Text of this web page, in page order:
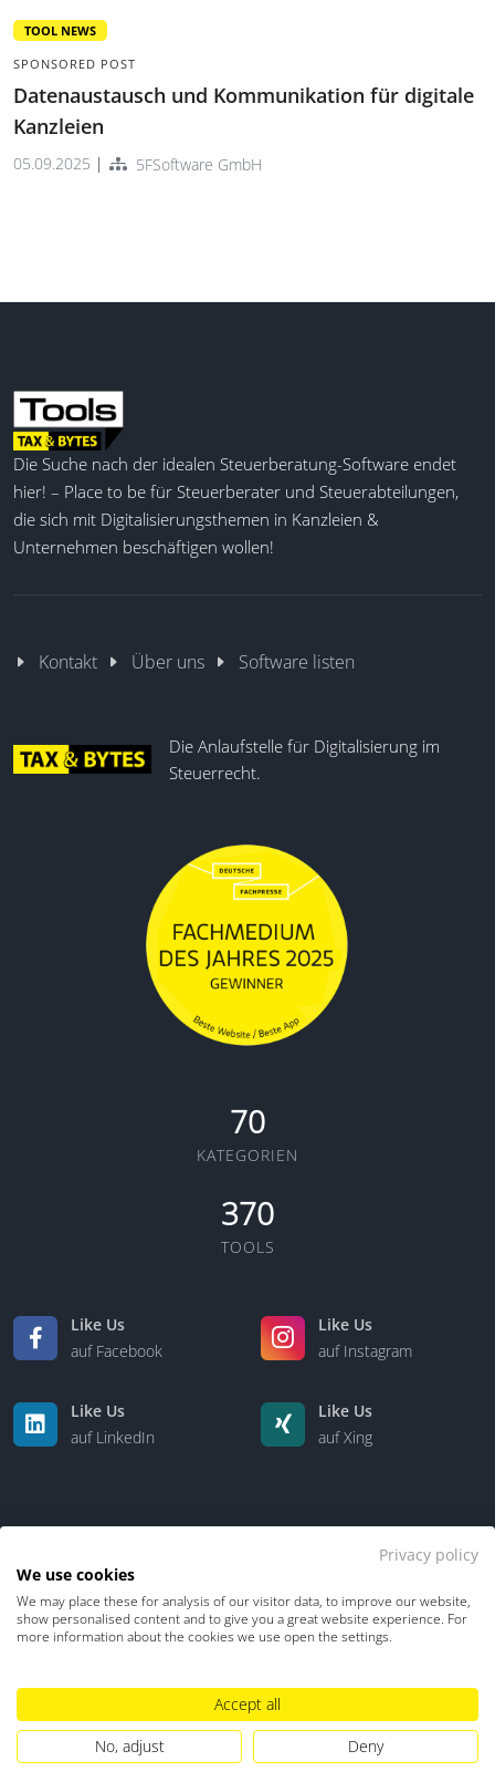
TOOL NEWS
SPONSORED POST
Datenaustausch und Kommunikation für digitale
Kanzleien
05.09.2025 | 5FSoftware GmbH
Die Suche nach der idealen Steuerberatung-Software endet
hier! – Place to be für Steuerberater und Steuerabteilungen,
die sich mit Digitalisierungsthemen in Kanzleien &
Unternehmen beschäftigen wollen!
Kontakt Über uns Software listen
Die Anlaufstelle für Digitalisierung im
Steuerrecht.
70
KATEGORIEN
370
TOOLS
Like Us
auf Facebook
Like Us
auf Instagram
Like Us
auf LinkedIn
Like Us
auf Xing
Kontakt Über uns
Impressum
Hinweisgebersystem
Umgang mit KI
Privacy policy
We use cookies
We may place these for analysis of our visitor data, to improve our website,
show personalised content and to give you a great website experience. For
more information about the cookies we use open the settings.
Accept all
No, adjust
Deny